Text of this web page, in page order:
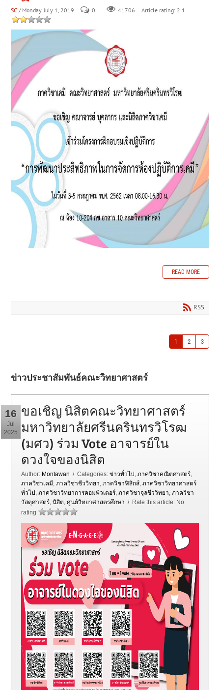
SC / Monday, July 1, 2019 0 41706 Article rating: 2.1
READ MORE
RSS
1 2 3
ข่าวประชาสัมพันธ์คณะวิทยาศาสตร์
16
Jul
2025
ขอเชิญ นิสิตคณะวิทยาศาสตร์
มหาวิทยาลัยศรีนครินทรวิโรฒ
(มศว) ร่วม Vote อาจารย์ใน
ดวงใจของนิสิต
Author: Montawan / Categories:ข่าวทั่วไป ,ภาควิชาคณิตศาสตร์
ภาควิชาเคมี ,ภาควิชาชีววิทยา ,ภาควิชาฟิสิกส์ ,ภาควิชาวิทยาศาสตร์
ทั่วไป ,ภาควิชาวิทยาการคอมพิวเตอร์ ,ภาควิชาจุลชีววิทยา ,ภาควิชา
วัสดุศาสตร์ ,นิสิต ,ศูนย์วิทยาศาสตรศึกษา / Rate this article: No
rating